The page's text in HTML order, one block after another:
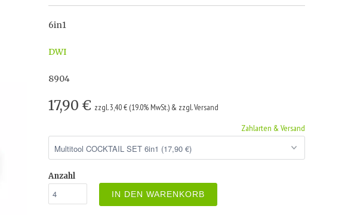
6in1
DWI
8904
17,90 € zzgl. 3,40 € (19.0% MwSt.) & zzgl. Versand
Zahlarten & Versand
Anzahl
IN DEN WARENKORB